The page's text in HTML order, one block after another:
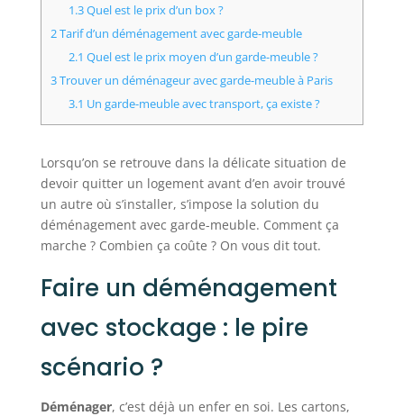
1.3Quel est le prix d’un box ?
2Tarif d’un déménagement avec garde-meuble
2.1 Quel est le prix moyen d’un garde-meuble ?
3Trouver un déménageur avec garde-meuble à Paris
3.1 Un garde-meuble avec transport, ça existe ?
Lorsqu’on se retrouve dans la délicate situation de
devoir quitter un logement avant d’en avoir trouvé
un autre où s’installer, s’impose la solution du
déménagement avec garde-meuble. Comment ça
marche ? Combien ça coûte ? On vous dit tout.
Faire un déménagement
avec stockage : le pire
scénario ?
Déménager, c’est déjà un enfer en soi. Les cartons,